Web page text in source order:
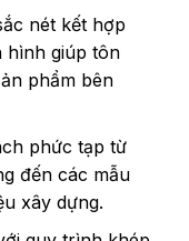
nét kết hợp
hình giúp tôn
phẩm bên
phức tạp từ
đến các mẫu
xây dựng.